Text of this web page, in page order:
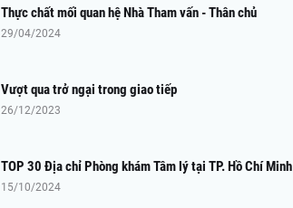
Thực chất mối quan hệ Nhà Tham vấn - Thân chủ
29/04/2024
Vượt qua trở ngại trong giao tiếp
26/12/2023
TOP 30 Địa chỉ Phòng khám Tâm lý tại TP. Hồ Chí Minh
15/10/2024